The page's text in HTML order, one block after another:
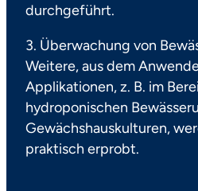
durchgeführt.
3. Überwachung von
Weitere, aus dem
Applikationen, z. B. im
hydroponischen
Gewächshauskulturen,
praktisch erprobt.